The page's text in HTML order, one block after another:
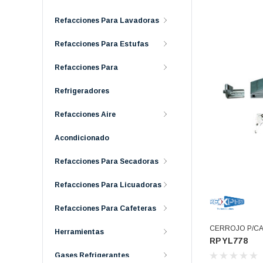
Refacciones Para Lavadoras
Refacciones Para Estufas
Refacciones Para
Refrigeradores
Refacciones Aire
Acondicionado
Refacciones Para Secadoras
Refacciones Para Licuadoras
Refacciones Para Cafeteras
Herramientas
Gases Refrigerantes
CERROJO P/
C/
RPYL778